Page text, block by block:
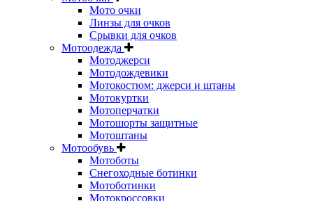
Мото очки
Линзы для очков
Срывки для очков
Мотоодежда
Мотоджерси
Мотодождевики
Мотокостюм: джерси и штаны
Мотокуртки
Мотоперчатки
Мотошорты защитные
Мотоштаны
Мотообувь
Мотоботы
Снегоходные ботинки
Мотоботинки
Мотокроссовки